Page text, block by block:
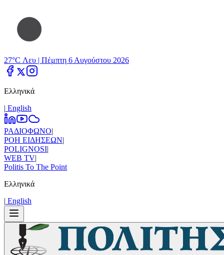
27°C Λευ | Πέμπτη 6 Αυγούστου 2026
Ελληνικά
| Εnglish
ΡΑΔΙΟΦΩΝΟ|
ΡΟΗ ΕΙΔΗΣΕΩΝ|
POLIGNOSI|
WEB TV|
Politis To The Point
Ελληνικά
| Εnglish